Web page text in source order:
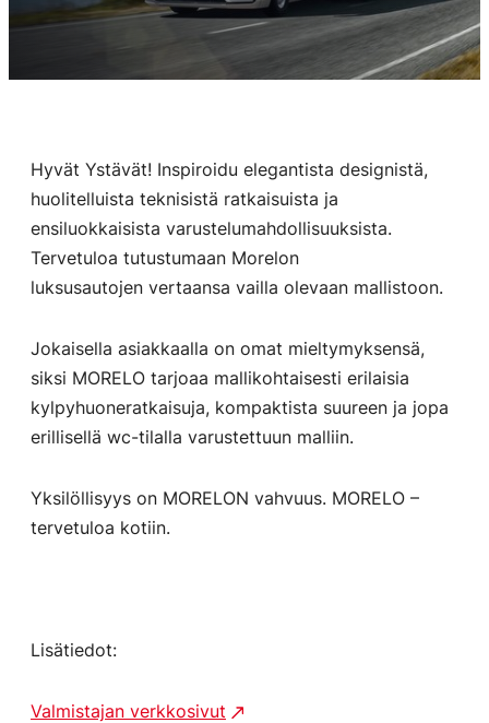
Hyvät Ystävät! Inspiroidu elegantista designistä,
huolitelluista teknisistä ratkaisuista ja
ensiluokkaisista varustelumahdollisuuksista.
Tervetuloa tutustumaan Morelon
luksusautojen vertaansa vailla olevaan mallistoon.
Jokaisella asiakkaalla on omat mieltymyksensä,
siksi MORELO tarjoaa mallikohtaisesti erilaisia
kylpyhuoneratkaisuja, kompaktista suureen ja jopa
erillisellä wc-tilalla varustettuun malliin.
Yksilöllisyys on MORELON vahvuus. MORELO –
tervetuloa kotiin.
Lisätiedot:
Valmistajan verkkosivut